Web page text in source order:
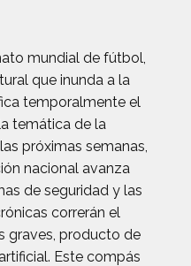
mundial de fútbol,
que inunda a la
temporalmente el
temática de la
próximas semanas,
nacional avanza
de seguridad y las
correrán el
graves, producto de
Este compás